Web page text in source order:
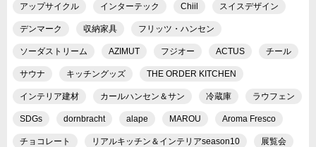
アップサイクル インターテック Chiil スイスデザイン
デンマーク 収納家具 フリッツ・ハンセン
ソーダストリーム AZIMUT フジオー ACTUS チール
サウナ キッチングッズ THE ORDER KITCHEN
インテリア建材 カールハンセン＆サン 冷蔵庫 ラウフェン
SDGs dornbracht alape MAROU Aroma Fresco
チョコレート リアルキッチン＆インテリアseason10 展覧会